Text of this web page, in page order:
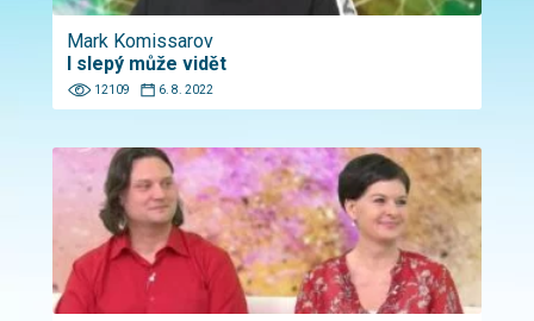
Mark Komissarov
I slepý může vidět
12109 6. 8. 2022